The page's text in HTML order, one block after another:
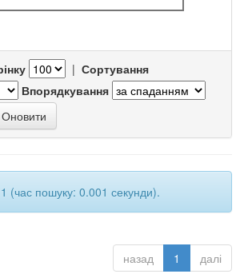
| Сортування
Впорядкування
1 (час пошуку: 0.001 секунди).
назад 1 далі